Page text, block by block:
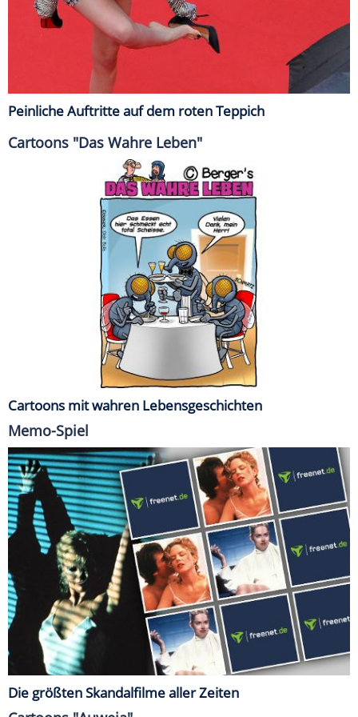
Peinliche Auftritte auf dem roten Teppich
Cartoons "Das Wahre Leben"
Cartoons mit wahren Lebensgeschichten
Memo-Spiel
Die größten Skandalfilme aller Zeiten